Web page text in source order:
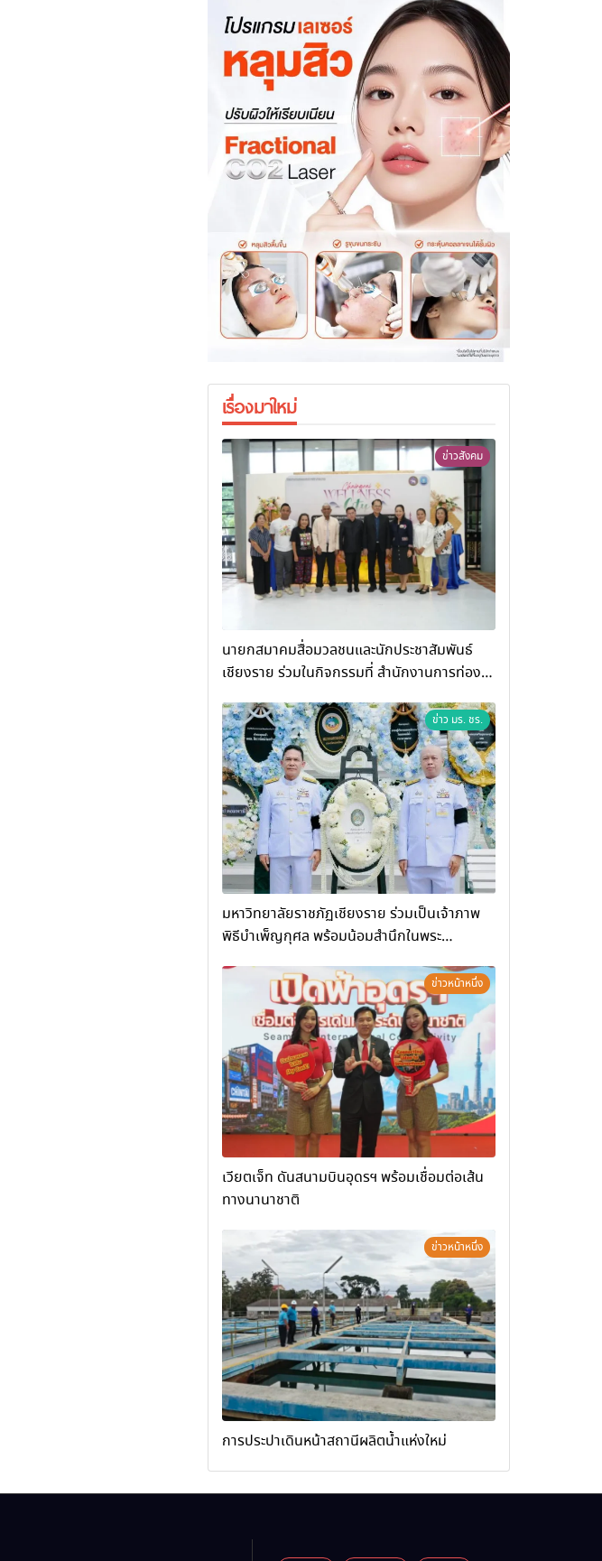
เรื่องมาใหม่
ข่าวสังคม
นายกสมาคมสื่อมวลชนและนักประชาสัมพันธ์
เชียงราย ร่วมในกิจกรรมที่ สำนักงานการท่อง
“การพัฒนาศักยภาพผู้ประกอบการและเครือข่าย
ธุรกิจ Wellness สู่การเติบโตอย่างยั่งยืน
(Chiang Rai Wellness Business
Academy)”
ข่าว มร. ชร.
มหาวิทยาลัยราชภัฏเชียงราย ร่วมเป็นเจ้าภาพ
พิธีบำเพ็ญกุศล พร้อมน้อมสำนึกในพระ
ข่าวหน้าหนึ่ง
เวียตเจ็ท ดันสนามบินอุดรฯ พร้อมเชื่อมต่อเส้น
ทางนานาชาติ
ข่าวหน้าหนึ่ง
การประปาเดินหน้าสถานีผลิตน้ำแห่งใหม่